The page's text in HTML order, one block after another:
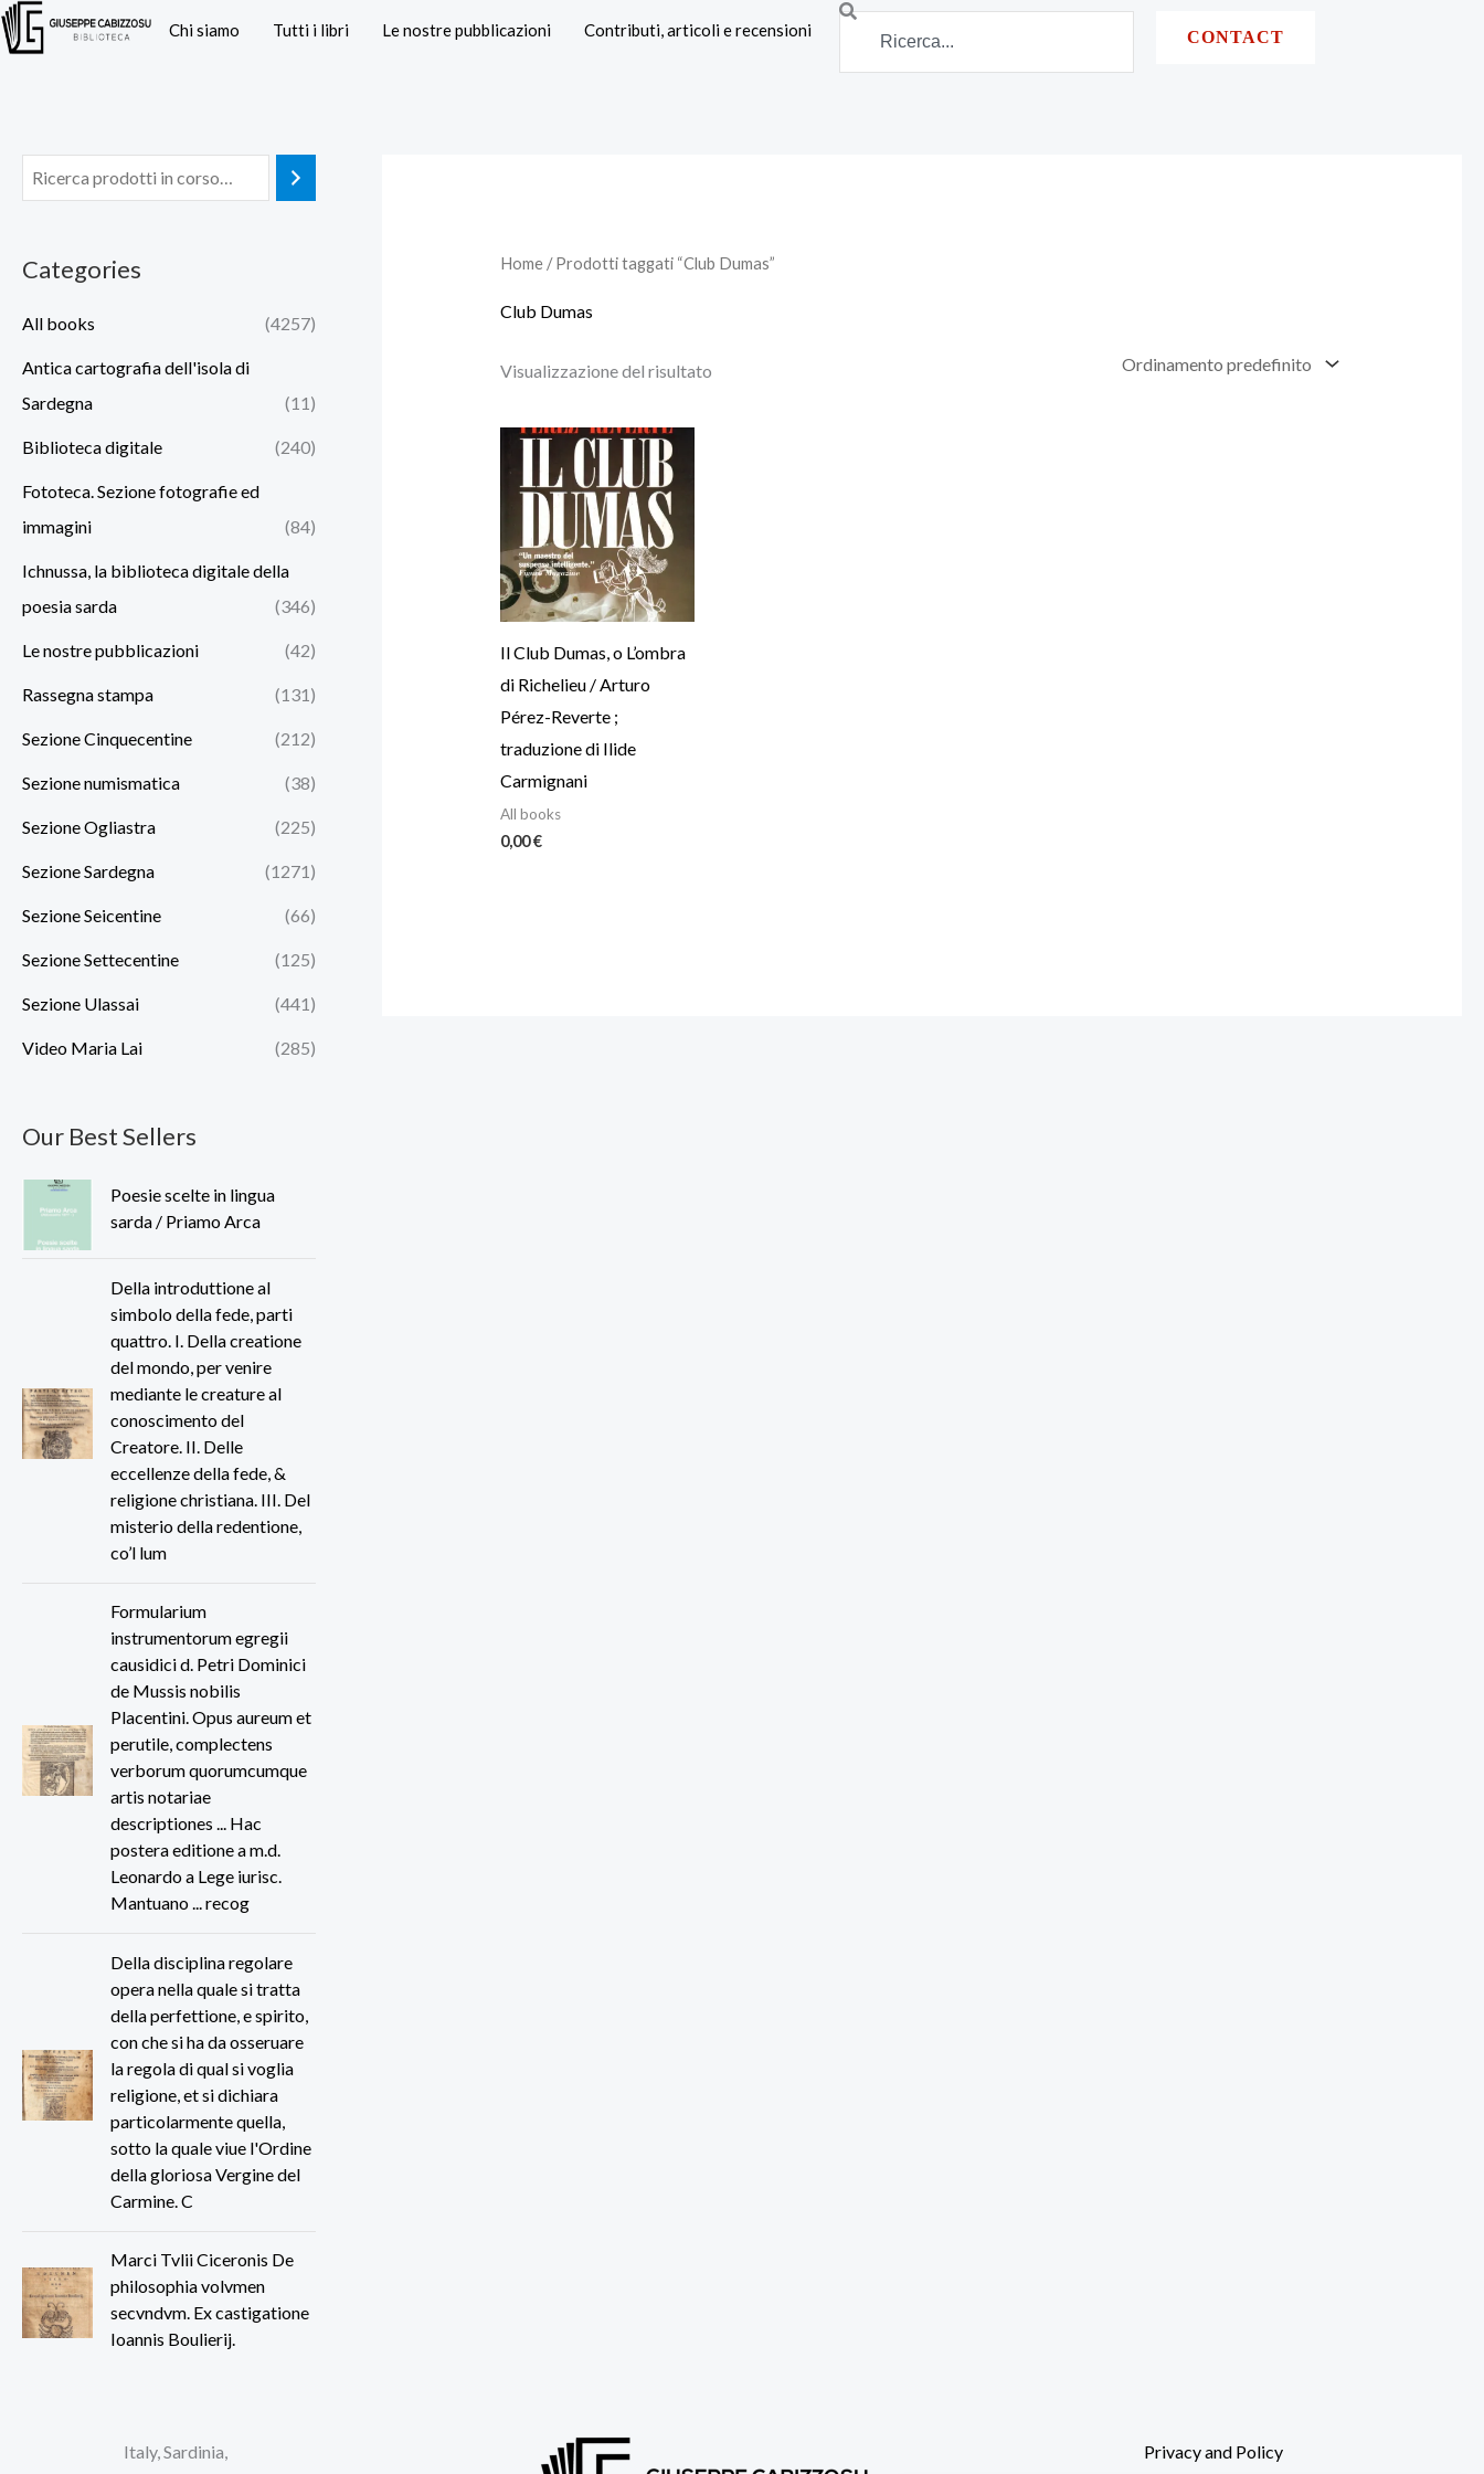
Vai
al
Chi siamo Tutti i libri Le nostre pubblicazioni Contributi, articoli e recensioni Search
CONTACT
Categories
All books (4257)
Antica cartografia dell'isola di
Sardegna
(11)
Biblioteca digitale (240)
Fototeca. Sezione fotografie ed
immagini
(84)
Ichnussa, la biblioteca digitale della
poesia sarda
(346)
Le nostre pubblicazioni (42)
Rassegna stampa (131)
Sezione Cinquecentine (212)
Sezione numismatica (38)
Sezione Ogliastra (225)
Sezione Sardegna (1271)
Sezione Seicentine (66)
Sezione Settecentine (125)
Sezione Ulassai (441)
Video Maria Lai (285)
Our Best Sellers
Poesie scelte in lingua
sarda / Priamo Arca
Della introduttione al
simbolo della fede, parti
quattro. I. Della creatione
del mondo, per venire
mediante le creature al
conoscimento del
Creatore. II. Delle
eccellenze della fede, &
religione christiana. III. Del
misterio della redentione,
co’l lum
Formularium
instrumentorum egregii
causidici d. Petri Dominici
de Mussis nobilis
Placentini. Opus aureum et
perutile, complectens
verborum quorumcumque
artis notariae
descriptiones ... Hac
postera editione a m.d.
Leonardo a Lege iurisc.
Mantuano ... recog
Della disciplina regolare
opera nella quale si tratta
della perfettione, e spirito,
con che si ha da osseruare
la regola di qual si voglia
religione, et si dichiara
particolarmente quella,
sotto la quale viue l'Ordine
della gloriosa Vergine del
Carmine. C
Marci Tvlii Ciceronis De
philosophia volvmen
secvndvm. Ex castigatione
Ioannis Boulierij.
Home/ Prodotti taggati “Club Dumas”
Club Dumas
Visualizzazione del risultato
Il Club Dumas, o L’ombra
di Richelieu / Arturo
Pérez-Reverte ;
traduzione di Ilide
Carmignani
All books
0,00€
Italy, Sardinia,
Privacy and Policy